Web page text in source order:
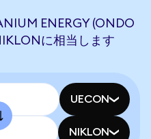
ENERGY (ONDO
に相当します
UECON
NIKLON